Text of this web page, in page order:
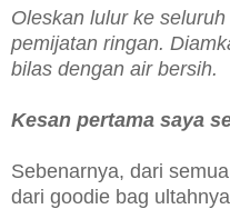
Oleskan lulur ke
pemijatan ringan.
bilas dengan air bersih.
Kesan pertama saya
Sebenarnya, dari
dari goodie bag